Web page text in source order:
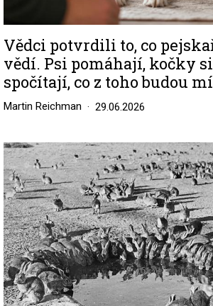
Vědci potvrdili to, co
vědí. Psi pomáhají, kočky
spočítají, co z toho budou
Martin Reichman 29.06.2026
Image